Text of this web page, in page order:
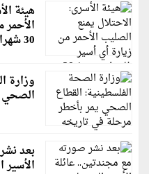
هيئة
30 شهرا
وزارة
الصحي
بعد